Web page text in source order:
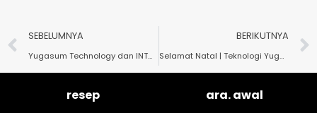
SEBELUMNYA
Yugasum Technology dan INTHER GROUP (Belanda) mencapai kerja sama strategis
BERIKUTNYA
Selamat Natal | Teknologi Yugasum Membantu Châteraisé Mencapai Peningkatan Otomatisasi pada Hari Natal
resep
ara. awal